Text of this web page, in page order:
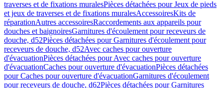
traverses et de fixations muralesPièces détachées pour Jeux de pieds
et jeux de traverses et de fixations muralesAccessoiresKits de
réparationAutres accessoiresRaccordements aux appareils pour
douches et baignoiresGarnitures d'écoulement pour receveurs de
douche, d52Pièces détachées pour Garnitures d'écoulement pour
receveurs de douche, d52Avec caches pour ouverture
d'évacuationPièces détachées pour Avec caches pour ouverture
d'évacuationCaches pour ouverture d'évacuationPièces détachées
pour Caches pour ouverture d'évacuationGarnitures d'écoulement
pour receveurs de douche, d62Pièces détachées pour Garnitures